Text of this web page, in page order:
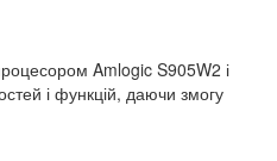
Amlogic S905W2 і
і функцій, даючи змогу